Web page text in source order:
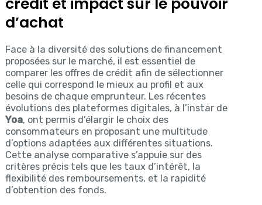
d’achat
Face à la diversité des solutions de financement
proposées sur le marché, il est essentiel de
comparer les offres de crédit afin de sélectionner
celle qui correspond le mieux au profil et aux
besoins de chaque emprunteur. Les récentes
évolutions des plateformes digitales, à l’instar de
Yoa, ont permis d’élargir le choix des
consommateurs en proposant une multitude
d’options adaptées aux différentes situations.
Cette analyse comparative s’appuie sur des
critères précis tels que les taux d’intérêt, la
flexibilité des remboursements, et la rapidité
d’obtention des fonds.